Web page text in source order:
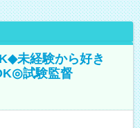
未経験から好き
試験監督